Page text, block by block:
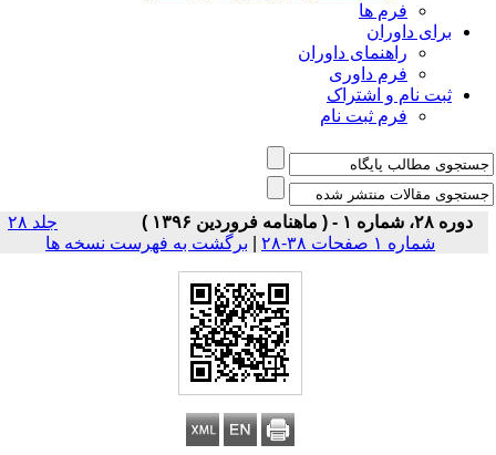
فرم ها
برای داوران
راهنمای داوران
فرم داوری
ثبت نام و اشتراک
فرم ثبت نام
دوره ۲۸، شماره ۱ - ( ماهنامه فروردین ۱۳۹۶ )
جلد ۲۸
شماره ۱ صفحات ۳۸-۲۸
| برگشت به فهرست نسخه ها